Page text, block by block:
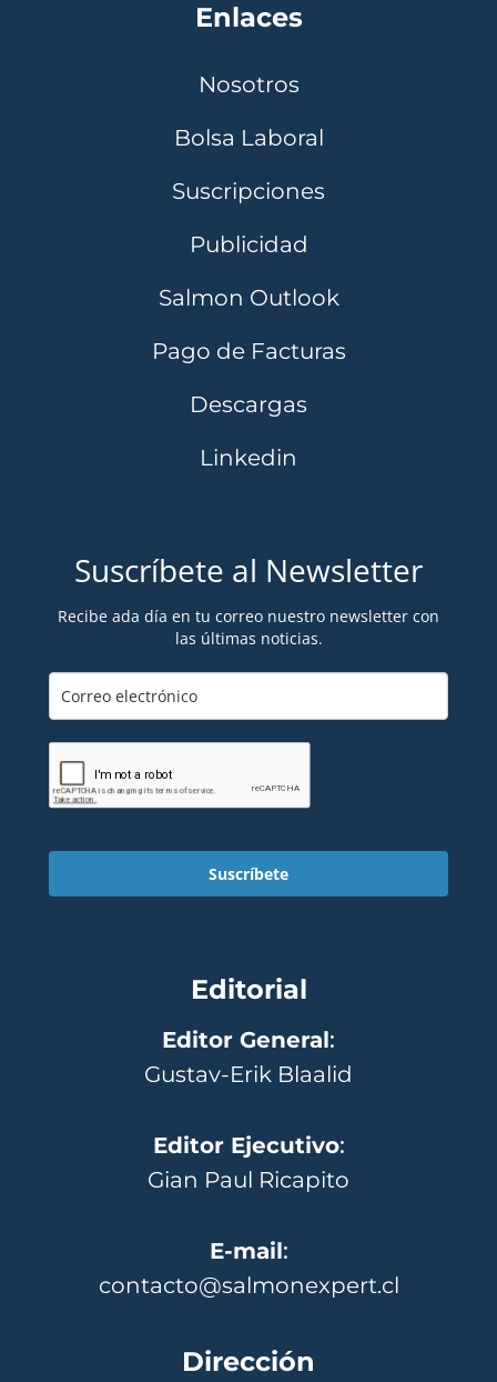
Enlaces
Nosotros
Bolsa Laboral
Suscripciones
Publicidad
Salmon Outlook
Pago de Facturas
Descargas
Linkedin
Suscríbete al Newsletter
Recibe ada día en tu correo nuestro newsletter con
las últimas noticias.
Suscríbete
Editorial
Editor General:
Gustav-Erik Blaalid
Editor Ejecutivo:
Gian Paul Ricapito
E-mail:
contacto@salmonexpert.cl
Dirección